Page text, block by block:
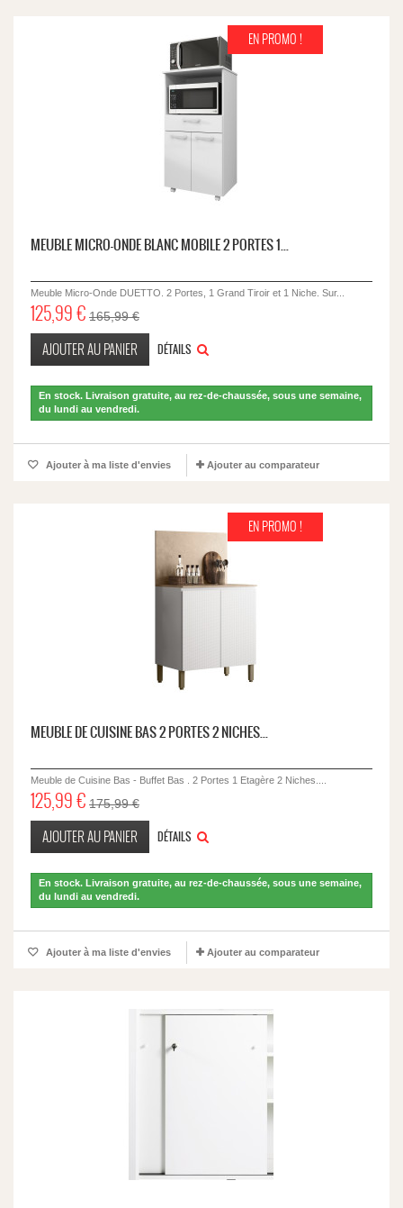
EN PROMO !
MEUBLE MICRO-ONDE BLANC MOBILE 2 PORTES 1...
Meuble Micro-Onde DUETTO. 2 Portes, 1 Grand Tiroir et 1 Niche. Sur...
125,99 € 165,99 €
AJOUTER AU PANIER DÉTAILS
En stock. Livraison gratuite, au rez-de-chaussée, sous une semaine,
du lundi au vendredi.
Ajouter à ma liste d'envies Ajouter au comparateur
EN PROMO !
MEUBLE DE CUISINE BAS 2 PORTES 2 NICHES...
Meuble de Cuisine Bas - Buffet Bas . 2 Portes 1 Etagère 2 Niches....
125,99 € 175,99 €
AJOUTER AU PANIER DÉTAILS
En stock. Livraison gratuite, au rez-de-chaussée, sous une semaine,
du lundi au vendredi.
Ajouter à ma liste d'envies Ajouter au comparateur